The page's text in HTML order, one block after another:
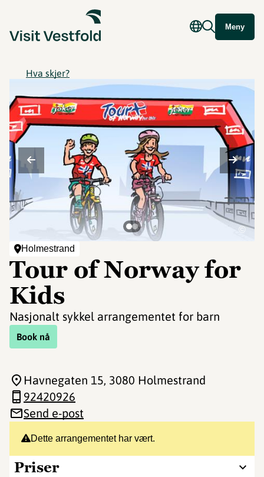
Meny
Hva skjer?
Holmestrand
Tour of Norway for
Kids
Nasjonalt sykkel arrangementet for barn
Book nå
©
Dette arrangementet har vært.
Priser
Havnegaten 15, 3080 Holmestrand
92420926
Send e-post